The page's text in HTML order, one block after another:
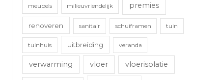
meubels milieuvriendelijk premies
renoveren sanitair schuiframen tuin
tuinhuis uitbreiding veranda
verwarming vloer vloerisolatie